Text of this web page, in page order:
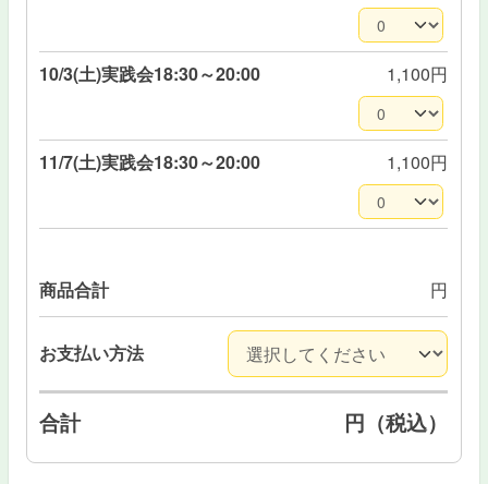
10/3(土)実践会18:30～20:00 1,100円
11/7(土)実践会18:30～20:00 1,100円
商品合計 円
お支払い方法
合計 円（税込）